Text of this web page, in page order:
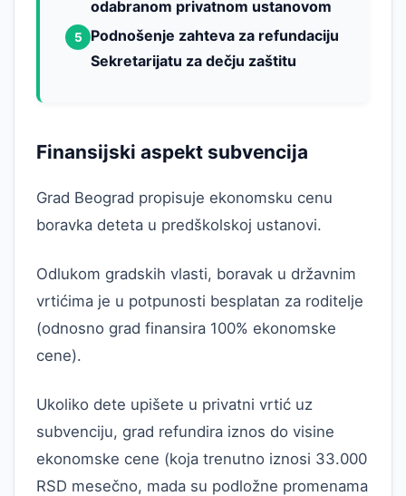
odabranom privatnom ustanovom
5
Podnošenje zahteva za refundaciju
Sekretarijatu za dečju zaštitu
Finansijski aspekt subvencija
Grad Beograd propisuje ekonomsku cenu
boravka deteta u predškolskoj ustanovi.
Odlukom gradskih vlasti, boravak u državnim
vrtićima je u potpunosti besplatan za roditelje
(odnosno grad finansira 100% ekonomske
cene).
Ukoliko dete upišete u privatni vrtić uz
subvenciju, grad refundira iznos do visine
ekonomske cene (koja trenutno iznosi 33.000
RSD mesečno, mada su podložne promenama